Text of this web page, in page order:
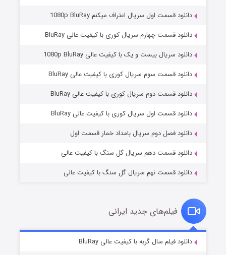
مردگان متحرک: شهر مرده ۳
قسمت2 (زیرنویس) منتشر شد
قسمت7 (زیرنویس) منتشر شد
دانلود قسمت اول سریال اعتراف میکنم 1080p BluRay
دانلود قسمت چهارم سریال کوری با کیفیت عالی BluRay
دانلود سریال بیست و یک با کیفیت عالی 1080p BluRay
دانلود قسمت سوم سریال کوری با کیفیت عالی BluRay
دانلود قسمت دوم سریال کوری با کیفیت عالی BluRay
دانلود قسمت اول سریال کوری با کیفیت عالی BluRay
دانلود فصل دوم سریال بامداد خمار قسمت اول
دانلود قسمت دهم سریال گل سنگ با کیفیت عالی
دانلود قسمت نهم سریال گل سنگ با کیفیت عالی
فیلم‌های جدید ایرانی
دانلود فیلم سال گربه با کیفیت عالی BluRay